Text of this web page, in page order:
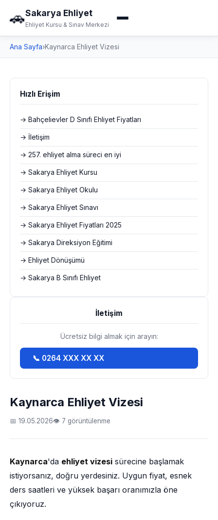
🚗Sakarya Ehliyet
Ehliyet Kursu & Sınav Merkezi
Ana Sayfa›Kaynarca Ehliyet Vizesi
Kaynarca Ehliyet Vizesi
📅 19.05.2026👁 7 görüntülenme
Kaynarca'da ehliyet vizesi sürecine başlamak
istiyorsanız, doğru yerdesiniz. Uygun fiyat, esnek
ders saatleri ve yüksek başarı oranımızla öne
çıkıyoruz.
Hızlı Erişim
→ Bahçelievler D Sınıfı Ehliyet Fiyatları
→ İletişim
→ 257. ehliyet alma süreci en iyi
→ Sakarya Ehliyet Kursu
→ Sakarya Ehliyet Okulu
→ Sakarya Ehliyet Sınavı
→ Sakarya Ehliyet Fiyatları 2025
→ Sakarya Direksiyon Eğitimi
→ Ehliyet Dönüşümü
→ Sakarya B Sınıfı Ehliyet
İletişim
Ücretsiz bilgi almak için arayın:
📞 0264 XXX XX XX